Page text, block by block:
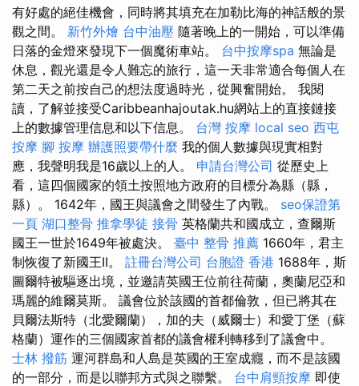
有好處的絕佳機會，同時將其填充在加勒比海的神話般的景
觀之間。 新竹外燴 台中油壓 隨著晚上的一開始，可以準備
日落的金燈來發現下一個魔術車站。 台中按摩spa 無論是
休息，觀光還是令人難忘的旅行，這一天非常適合每個人在
第二天之前按自己的想法度過時光，從興奮開始。 我閱
讀，了解並接受Caribbeanhajoutak.hu網站上的直接鏈接
上的數據管理信息和以下信息。 台灣 按摩 local seo 西屯
按摩 腳 按摩 辦護照要帶什麼 我的個人數據與現實相對
應，我聲明我是16歲以上的人。 申請台灣公司 從歷史上
看，這四個國家的領土按照地方政府的目標分為縣（縣，
縣）。 1642年，國王與議會之間發生了內戰。 seo保證第
一頁 湖口整骨 推拿學徒 接骨 英格蘭共和國成立，查爾斯
國王一世於1649年被處決。 臺中 整骨 推薦 1660年，君主
制恢復了新國王II。 註冊台灣公司 台胞證 香港 1688年，斯
圖爾特被驅逐出境，並邀請英國王位前往荷蘭，奧蘭尼亞和
瑪麗的維爾莫斯。 議會位於該國的首都倫敦，但已將其在
貝爾法斯特（北愛爾蘭），加的夫（威爾士）和愛丁堡（蘇
格蘭）運作的三個國家首都的議會權利轉移到了議會中。
士林 撥筋 運河群島和人島是英國的王室成癮，而不是該國
的一部分，而是以聯邦方式與之聯繫。 台中肩頸按摩 即使